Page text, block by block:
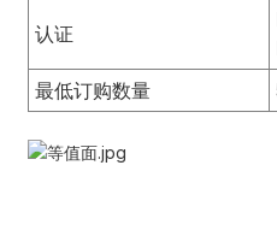
认证
最低订购数量